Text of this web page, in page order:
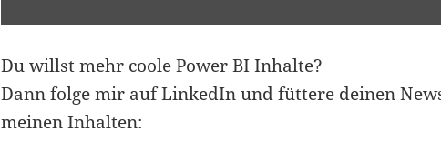
Du willst mehr coole Power BI Inhalte?
Dann folge mir auf LinkedIn und füttere deinen
meinen Inhalten: